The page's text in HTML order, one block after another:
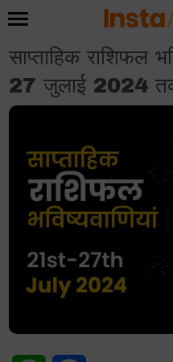
साप्ताहिक राशिफल
27 जुलाई 2024